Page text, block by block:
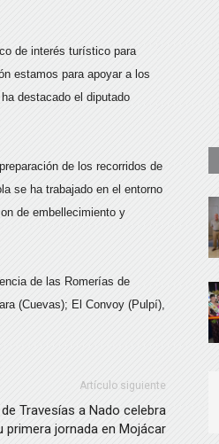
de interés turístico para
estamos para apoyar a los
destacado el diputado
de los recorridos de
se ha trabajado en el entorno
de embellecimiento y
de las Romerías de
(Cuevas); El Convoy (Pulpí),
Artículo siguiente
Travesías a Nado celebra
primera jornada en Mojácar